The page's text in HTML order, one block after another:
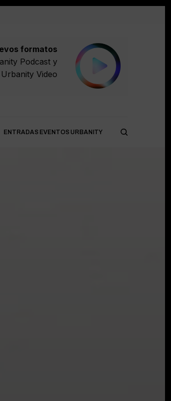
formatos
Podcasty
Urbanity Video
ENTRADAS EVENTOS URBANITY